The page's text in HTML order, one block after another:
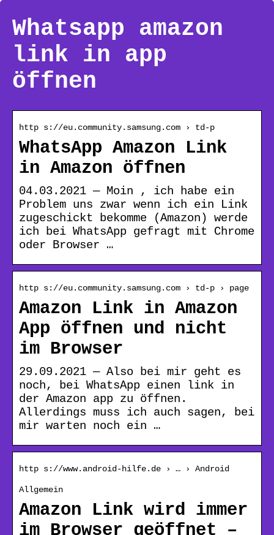
Whatsapp amazon
link in app
öffnen
http s://eu.community.samsung.com › td-p
WhatsApp Amazon Link
in Amazon öffnen
04.03.2021 — Moin , ich habe ein
Problem uns zwar wenn ich ein Link
zugeschickt bekomme (Amazon) werde
ich bei WhatsApp gefragt mit Chrome
oder Browser …
http s://eu.community.samsung.com › td-p › page
Amazon Link in Amazon
App öffnen und nicht
im Browser
29.09.2021 — Also bei mir geht es
noch, bei WhatsApp einen link in
der Amazon app zu öffnen.
Allerdings muss ich auch sagen, bei
mir warten noch ein …
http s://www.android-hilfe.de › … › Android
Allgemein
Amazon Link wird immer
im Browser geöffnet –